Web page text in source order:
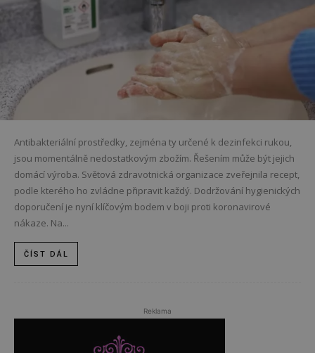
Antibakteriální prostředky, zejména ty určené k dezinfekci rukou,
jsou momentálně nedostatkovým zbožím. Řešením může být jejich
domácí výroba. Světová zdravotnická organizace zveřejnila recept,
podle kterého ho zvládne připravit každý. Dodržování hygienických
doporučení je nyní klíčovým bodem v boji proti koronavirové
nákaze. Na...
ČÍST DÁL
Reklama